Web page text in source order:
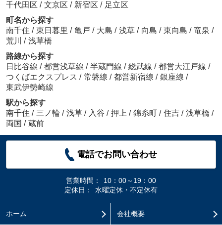
千代田区 / 文京区 / 新宿区 / 足立区
町名から探す
南千住 / 東日暮里 / 亀戸 / 大島 / 浅草 / 向島 / 東向島 / 竜泉 /
荒川 / 浅草橋
路線から探す
日比谷線 / 都営浅草線 / 半蔵門線 / 総武線 / 都営大江戸線 /
つくばエクスプレス / 常磐線 / 都営新宿線 / 銀座線 /
東武伊勢崎線
駅から探す
南千住 / 三ノ輪 / 浅草 / 入谷 / 押上 / 錦糸町 / 住吉 / 浅草橋 /
両国 / 蔵前
電話でお問い合わせ
営業時間：
10：00～19：00
定休日：
水曜定休・不定休有
ホーム 会社概要